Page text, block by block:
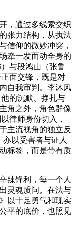
，通过多线索交织
张力结构，从执法
信仰的微妙冲突，
牵一发而动全身的
与段鸿山（张鲁
面交锋，既是对
自我审判。李沐风
他的沉默、挣扎与
角之外，角色群像
律师身份切入，
主流视角的独立反
以受害者与证人
标签，而是带有质
锋利，每一个人
灵魂质问。在法与
以十足勇气和现实
平的底价，也照见